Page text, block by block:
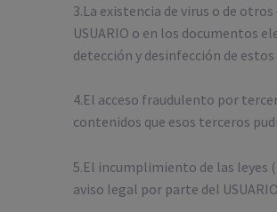
3.La existencia de virus o de
USUARIO o en los documentos
detección y desinfección de
4.El acceso fraudulento por
contenidos que esos terceros
5.El incumplimiento de las leyes
aviso legal por parte del